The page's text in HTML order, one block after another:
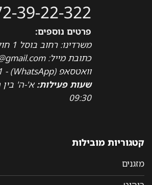
39-22-322
פרטים נוספים:
משרדינו: רחוב בוסל 1 חולון
כתובת מייל: m4aisrael@gmail.com
וואטסאפ (WhatsApp) - 058-6057111
שעות פעילות:
09:30
קטגוריות מובילות
מזגנים